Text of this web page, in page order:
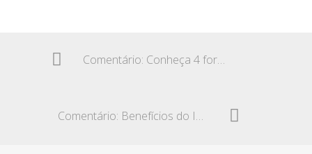
Comentário: Conheça 4 formas de se aposentar sem exigência de idade
Comentário: Benefícios do INSS com exigência de biometria